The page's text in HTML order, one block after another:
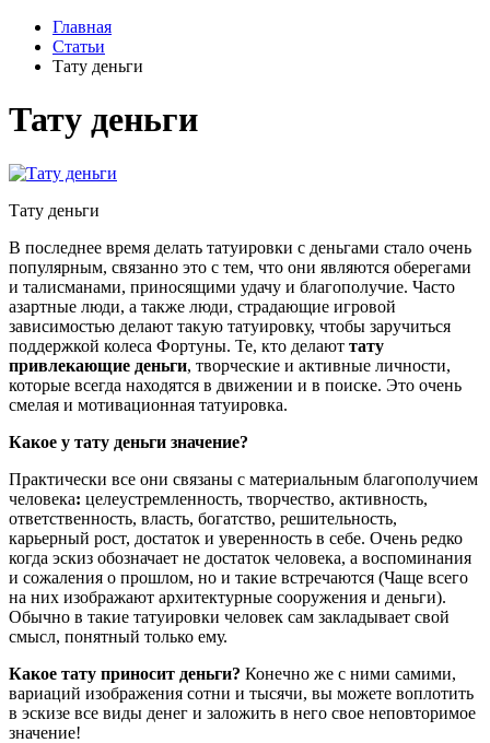
Главная
Статьи
Тату деньги
Тату деньги
Тату деньги
В последнее время делать татуировки с деньгами стало очень
популярным, связанно это с тем, что они являются оберегами
и талисманами, приносящими удачу и благополучие. Часто
азартные люди, а также люди, страдающие игровой
зависимостью делают такую татуировку, чтобы заручиться
поддержкой колеса Фортуны. Те, кто делают тату
привлекающие деньги, творческие и активные личности,
которые всегда находятся в движении и в поиске. Это очень
смелая и мотивационная татуировка.
Какое у тату деньги значение?
Практически все они связаны с материальным благополучием
человека: целеустремленность, творчество, активность,
ответственность, власть, богатство, решительность,
карьерный рост, достаток и уверенность в себе. Очень редко
когда эскиз обозначает не достаток человека, а воспоминания
и сожаления о прошлом, но и такие встречаются (Чаще всего
на них изображают архитектурные сооружения и деньги).
Обычно в такие татуировки человек сам закладывает свой
смысл, понятный только ему.
Какое тату приносит деньги? Конечно же с ними самими,
вариаций изображения сотни и тысячи, вы можете воплотить
в эскизе все виды денег и заложить в него свое неповторимое
значение!